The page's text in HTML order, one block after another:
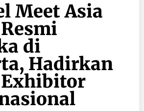
Meet Asia
di
Hadirkan
Exhibitor